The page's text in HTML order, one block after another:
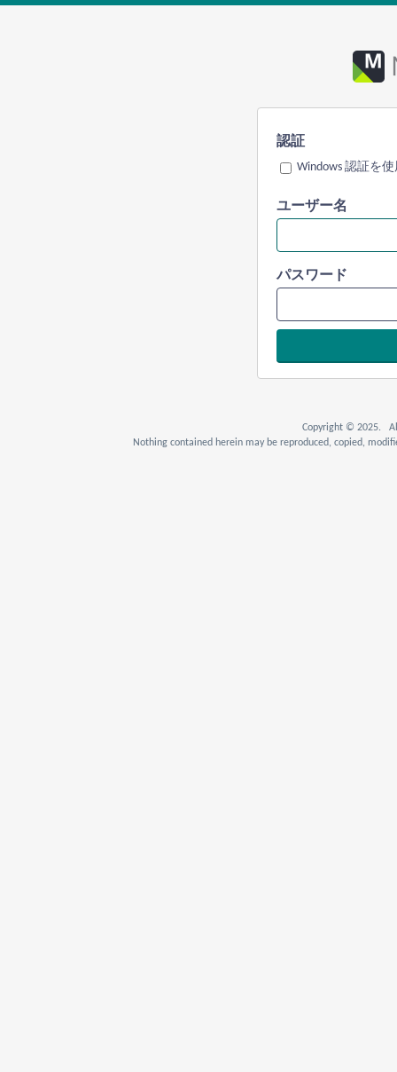
認証
Windows 認証を
ユーザー名
パスワード
Copyright © 2025. All
Nothing contained herein may be reproduced, copied,